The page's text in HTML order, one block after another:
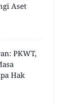
Aset
PKWT,
Hak